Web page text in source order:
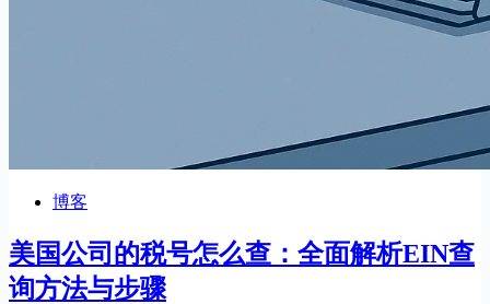
博客
美国公司的税号怎么查：全面解析EIN查
询方法与步骤